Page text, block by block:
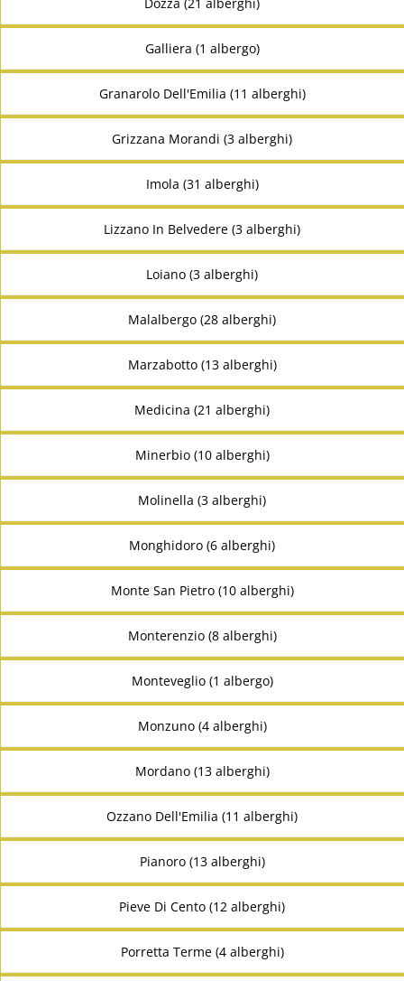
Galliera (1 albergo)
Granarolo Dell'Emilia (11 alberghi)
Grizzana Morandi (3 alberghi)
Imola (31 alberghi)
Lizzano In Belvedere (3 alberghi)
Loiano (3 alberghi)
Malalbergo (28 alberghi)
Marzabotto (13 alberghi)
Medicina (21 alberghi)
Minerbio (10 alberghi)
Molinella (3 alberghi)
Monghidoro (6 alberghi)
Monte San Pietro (10 alberghi)
Monterenzio (8 alberghi)
Monteveglio (1 albergo)
Monzuno (4 alberghi)
Mordano (13 alberghi)
Ozzano Dell'Emilia (11 alberghi)
Pianoro (13 alberghi)
Pieve Di Cento (12 alberghi)
Porretta Terme (4 alberghi)